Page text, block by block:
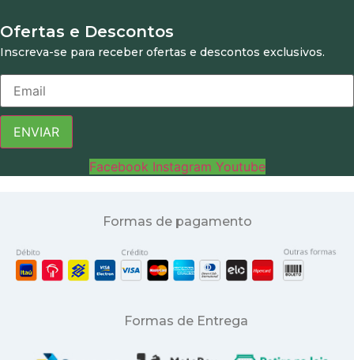
Ofertas e Descontos
Inscreva-se para receber ofertas e descontos exclusivos.
ENVIAR
Facebook Instagram Youtube
Formas de pagamento
Formas de Entrega